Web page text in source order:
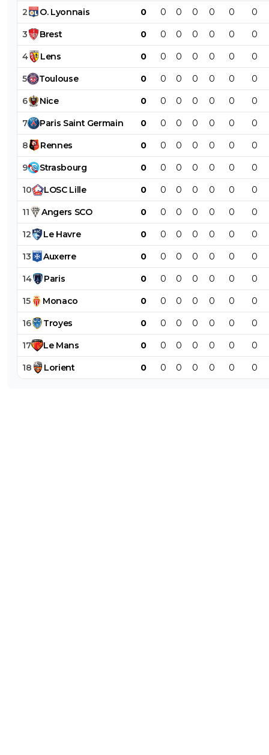
2 O. Lyonnais 0 0 0 0 0 0 0
3 Brest 0 0 0 0 0 0 0
4 Lens 0 0 0 0 0 0 0
5 Toulouse 0 0 0 0 0 0 0
6 Nice 0 0 0 0 0 0 0
7 Paris Saint Germain 0 0 0 0 0 0 0
8 Rennes 0 0 0 0 0 0 0
9 Strasbourg 0 0 0 0 0 0 0
10 LOSC Lille 0 0 0 0 0 0 0
11 Angers SCO 0 0 0 0 0 0 0
12 Le Havre 0 0 0 0 0 0 0
13 Auxerre 0 0 0 0 0 0 0
14 Paris 0 0 0 0 0 0 0
15 Monaco 0 0 0 0 0 0 0
16 Troyes 0 0 0 0 0 0 0
17 Le Mans 0 0 0 0 0 0 0
18 Lorient 0 0 0 0 0 0 0